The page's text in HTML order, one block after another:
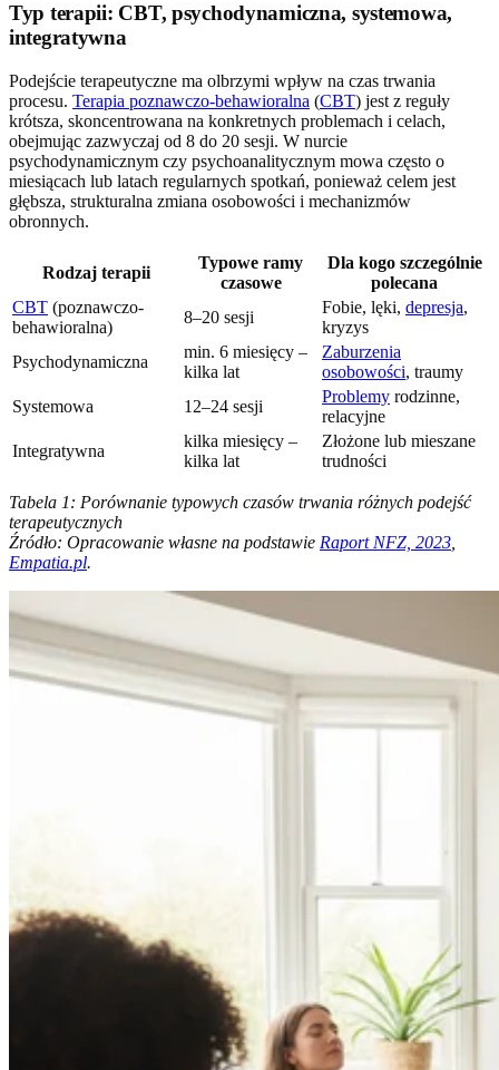
Typ terapii: CBT, psychodynamiczna, systemowa,
integratywna
Podejście terapeutyczne ma olbrzymi wpływ na czas trwania
procesu. Terapia poznawczo-behawioralna (CBT) jest z reguły
krótsza, skoncentrowana na konkretnych problemach i celach,
obejmując zazwyczaj od 8 do 20 sesji. W nurcie
psychodynamicznym czy psychoanalitycznym mowa często o
miesiącach lub latach regularnych spotkań, ponieważ celem jest
głębsza, strukturalna zmiana osobowości i mechanizmów
obronnych.
Rodzaj terapii
Typowe ramy
czasowe
Dla kogo szczególnie
polecana
CBT (poznawczo-
behawioralna)
8–20 sesji
Fobie, lęki, depresja,
kryzys
Psychodynamiczna
min. 6 miesięcy –
kilka lat
Zaburzenia
osobowości, traumy
Systemowa
12–24 sesji
Problemy rodzinne,
relacyjne
Integratywna
kilka miesięcy –
kilka lat
Złożone lub mieszane
trudności
Tabela 1: Porównanie typowych czasów trwania różnych podejść
terapeutycznych
Źródło: Opracowanie własne na podstawie Raport NFZ, 2023
Empatia.pl.